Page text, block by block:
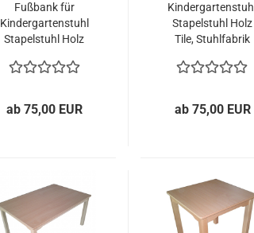
Fußbank für
Kindergartenstuhl
Stapelstuhl Holz
ab 75,00 EUR
Kindergartenstuhl
Stapelstuhl Holz
Tile, Stuhlfabrik
ab 75,00 EUR